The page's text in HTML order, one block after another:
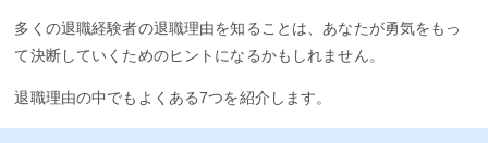
多くの退職経験者の退職理由を知ることは、あなたが勇気をもっ
て決断していくためのヒントになるかもしれません。
退職理由の中でもよくある7つを紹介します。